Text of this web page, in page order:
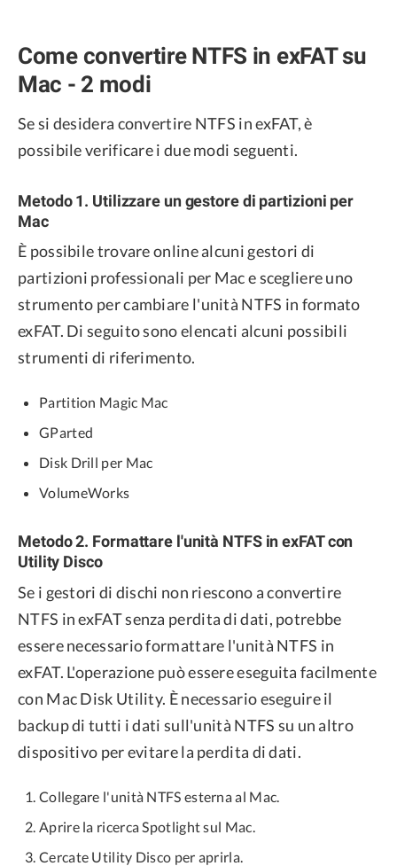
Come convertire NTFS in exFAT su
Mac - 2 modi
Se si desidera convertire NTFS in exFAT, è
possibile verificare i due modi seguenti.
Metodo 1. Utilizzare un gestore di partizioni per
Mac
È possibile trovare online alcuni gestori di
partizioni professionali per Mac e scegliere uno
strumento per cambiare l'unità NTFS in formato
exFAT. Di seguito sono elencati alcuni possibili
strumenti di riferimento.
Partition Magic Mac
GParted
Disk Drill per Mac
VolumeWorks
Metodo 2. Formattare l'unità NTFS in exFAT con
Utility Disco
Se i gestori di dischi non riescono a convertire
NTFS in exFAT senza perdita di dati, potrebbe
essere necessario formattare l'unità NTFS in
exFAT. L'operazione può essere eseguita facilmente
con Mac Disk Utility. È necessario eseguire il
backup di tutti i dati sull'unità NTFS su un altro
dispositivo per evitare la perdita di dati.
Collegare l'unità NTFS esterna al Mac.
Aprire la ricerca Spotlight sul Mac.
Cercate Utility Disco per aprirla.